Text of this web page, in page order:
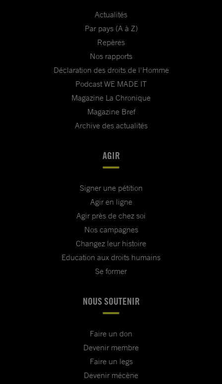
Actualités
Par pays (A à Z)
Repères
Nos rapports
Déclaration des droits de l'Homme
Podcast WE MADE IT
Magazine La Chronique
Magazine Bref
Archive des actualités
AGIR
Signer une pétition
Agir en ligne
Agir près de chez soi
Nos campagnes
Changez leur histoire
Education aux droits humains
Se former
NOUS SOUTENIR
Faire un don
Devenir membre
Faire un legs
Devenir mécène